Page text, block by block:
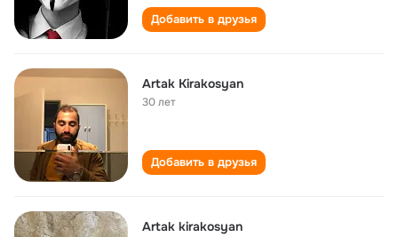
Добавить в друзья
Artak Kirakosyan
30 лет
Добавить в друзья
Artak kirakosyan